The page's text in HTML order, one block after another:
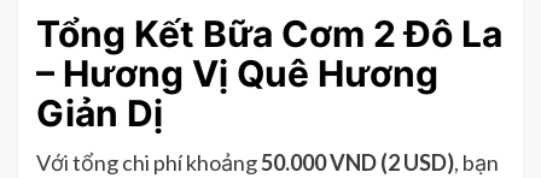
Tổng Kết Bữa Cơm 2 Đô La
– Hương Vị Quê Hương
Giản Dị
Với tổng chi phí khoảng50.000 VND (2 USD), bạn